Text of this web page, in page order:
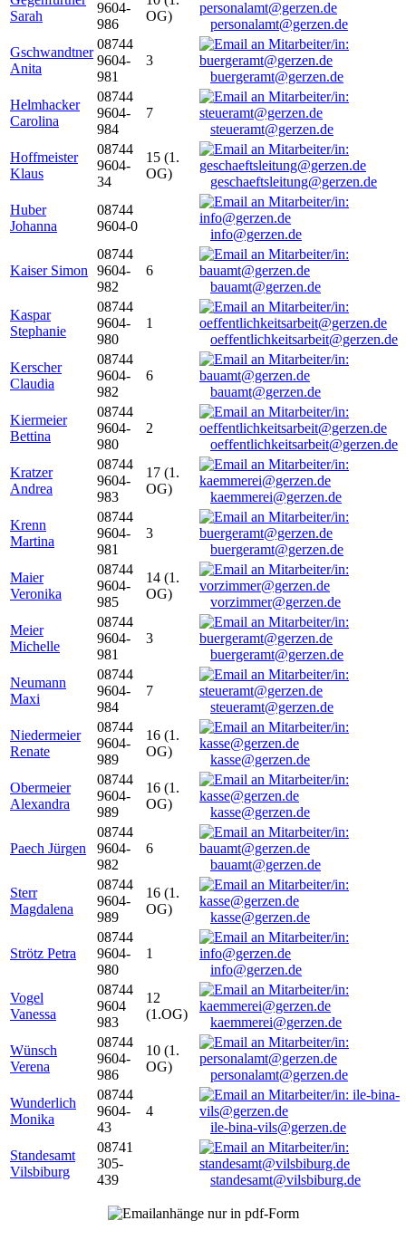
Sarah
9604-
986
OG)
personalamt@gerzen.de
Gschwandtner
Anita
08744
9604-
981
3
buergeramt@gerzen.de
Helmhacker
Carolina
08744
9604-
984
7
steueramt@gerzen.de
Hoffmeister
Klaus
08744
9604-
34
15 (1.
OG)
geschaeftsleitung@gerzen.de
Huber
Johanna
08744
9604-0
info@gerzen.de
Kaiser Simon
08744
9604-
982
6
bauamt@gerzen.de
Kaspar
Stephanie
08744
9604-
980
1
oeffentlichkeitsarbeit@gerzen.de
Kerscher
Claudia
08744
9604-
982
6
bauamt@gerzen.de
Kiermeier
Bettina
08744
9604-
980
2
oeffentlichkeitsarbeit@gerzen.de
Kratzer
Andrea
08744
9604-
983
17 (1.
OG)
kaemmerei@gerzen.de
Krenn
Martina
08744
9604-
981
3
buergeramt@gerzen.de
Maier
Veronika
08744
9604-
985
14 (1.
OG)
vorzimmer@gerzen.de
Meier
Michelle
08744
9604-
981
3
buergeramt@gerzen.de
Neumann
Maxi
08744
9604-
984
7
steueramt@gerzen.de
Niedermeier
Renate
08744
9604-
989
16 (1.
OG)
kasse@gerzen.de
Obermeier
Alexandra
08744
9604-
989
16 (1.
OG)
kasse@gerzen.de
Paech Jürgen
08744
9604-
982
6
bauamt@gerzen.de
Sterr
Magdalena
08744
9604-
989
16 (1.
OG)
kasse@gerzen.de
Strötz Petra
08744
9604-
980
1
info@gerzen.de
Vogel
Vanessa
08744
9604
983
12
(1.OG)
kaemmerei@gerzen.de
Wünsch
Verena
08744
9604-
986
10 (1.
OG)
personalamt@gerzen.de
Wunderlich
Monika
08744
9604-
43
4
ile-bina-vils@gerzen.de
Standesamt
Vilsbiburg
08741
305-
439
standesamt@vilsbiburg.de